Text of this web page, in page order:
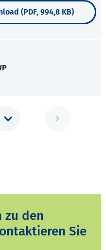
(PDF, 994,8 KB)
zu den
Sie